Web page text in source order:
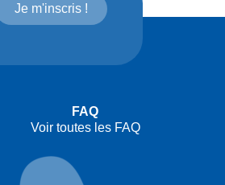
Je m'inscris !
FAQ
Voir toutes les FAQ